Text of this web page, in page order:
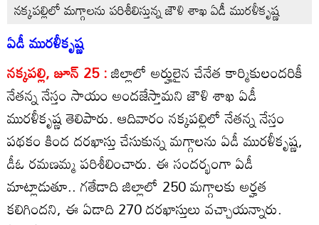
నక్కపల్లిలో మగ్గాలను పరిశీలిస్తున్న జౌళి శాఖ ఏడీ మురళీకృష్ణ
ఏడీ మురళీకృష్ణ
నక్కపల్లి, జూన్‌ 25 :జిల్లాలో అర్హులైన చేనేత కార్మికులందరికీ
నేతన్న నేస్తం సాయం అందజేస్తామని జౌళి శాఖ ఏడీ
మురళీకృష్ణ తెలిపారు. ఆదివారం నక్కపల్లిలో నేతన్న నేస్తం
పథకం కింద దరఖాస్తు చేసుకున్న మగ్గాలను ఏడీ మురళీకృష్ణ,
డీఓ రమణమ్మ పరిశీలించారు. ఈ సందర్భంగా ఏడీ
మాట్లాడుతూ.. గతేడాది జిల్లాలో 250 మగ్గాలకు అర్హత
కలిగిందని, ఈ ఏడాది 270 దరఖాస్తులు వచ్చాయన్నారు.